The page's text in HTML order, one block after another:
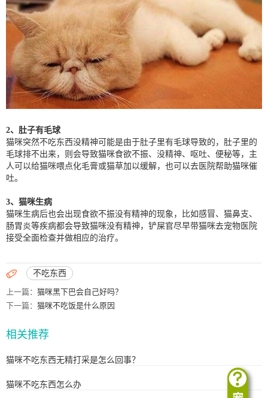
2、肚子有毛球
猫咪突然不吃东西没精神可能是由于肚子里有毛球导致的，肚子里的
毛球排不出来，则会导致猫咪食欲不振、没精神、呕吐、便秘等，主
人可以给猫咪喂点化毛膏或猫草加以缓解，也可以去医院帮助猫咪催
吐。
3、猫咪生病
猫咪生病后也会出现食欲不振没有精神的现象，比如感冒、猫鼻支、
肠胃炎等疾病都会导致猫咪没有精神，铲屎官尽早带猫咪去宠物医院
接受全面检查并做相应的治疗。
 不吃东西
上一篇：猫咪黑下巴会自己好吗？
下一篇：猫咪不吃饭是什么原因
相关推荐
猫咪不吃东西无精打采是怎么回事？
猫咪不吃东西怎么办